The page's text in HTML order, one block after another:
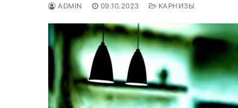
ADMIN 09.10.2023 КАРНИЗЫ